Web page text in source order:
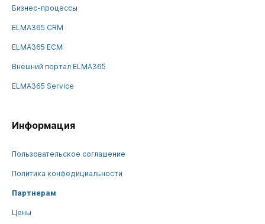
Бизнес-процессы
ELMA365 CRM
ELMA365 ECM
Внешний портал ELMA365
ELMA365 Service
Информация
Пользовательское соглашение
Политика конфедициальности
Партнерам
Цены